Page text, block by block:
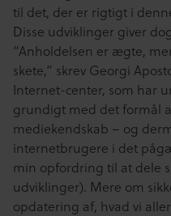
til det, der er rigtigt i
Disse udviklinger giver
“Anholdelsen er ægte,
skete,” skrev Georgi
Internet-center, som har
grundigt med det formål
mediekendskab – og
internetbrugere i det
min opfordring til at dele
udviklinger). Mere om
opdatering af, hvad vi